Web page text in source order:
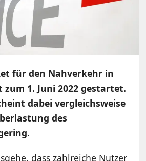
für den Nahverkehr in
1. Juni 2022 gestartet.
dabei vergleichsweise
des
dass zahlreiche Nutzer